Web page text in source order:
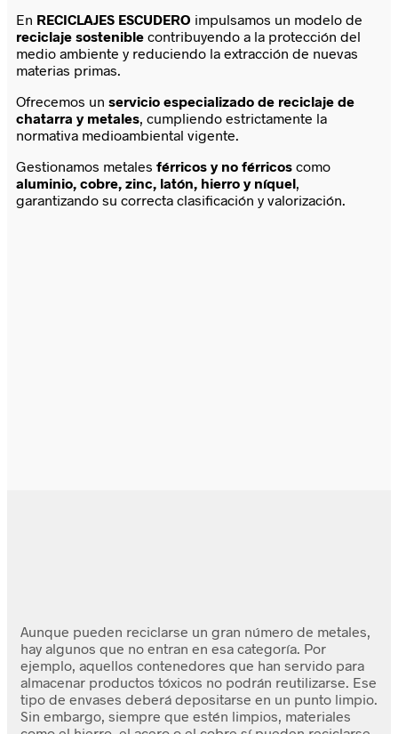
En RECICLAJES ESCUDERO impulsamos un modelo de
reciclaje sostenible contribuyendo a la protección del
medio ambiente y reduciendo la extracción de nuevas
materias primas.
Ofrecemos un servicio especializado de reciclaje de
chatarra y metales, cumpliendo estrictamente la
normativa medioambiental vigente.
Gestionamos metales férricos y no férricos como
aluminio, cobre, zinc, latón, hierro y níquel,
garantizando su correcta clasificación y valorización.
Aunque pueden reciclarse un gran número de metales,
hay algunos que no entran en esa categoría. Por
ejemplo, aquellos contenedores que han servido para
almacenar productos tóxicos no podrán reutilizarse. Ese
tipo de envases deberá depositarse en un punto limpio.
Sin embargo, siempre que estén limpios, materiales